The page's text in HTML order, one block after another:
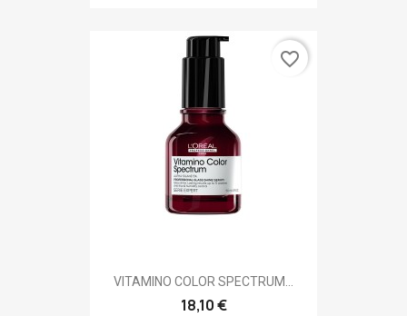
VITAMINO COLOR SPECTRUM...
18,10 €
favorite_border